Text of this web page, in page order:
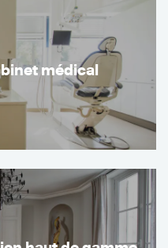
médical